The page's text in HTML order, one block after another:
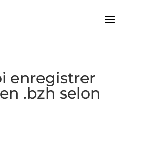
enregistrer
.bzh selon